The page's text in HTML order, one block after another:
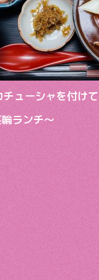
チューシャを付け
ランチ～